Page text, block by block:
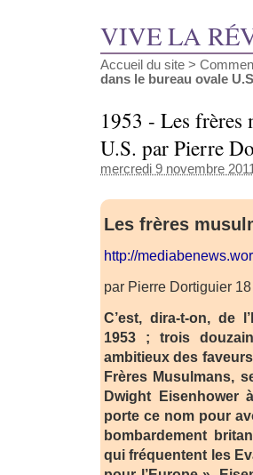
VIVE LA
Accueil du site >
dans le bureau ovale
1953 - Les frères
U.S. par Pierre
mercredi 9 novembre 2011
Les frères
http://
par Pierre Dortiguier
C’est, dira-t-on, de
1953 ; trois
ambitieux des
Frères Musulmans,
Dwight Eisenhower
porte ce nom pour
bombardement
qui fréquentent les